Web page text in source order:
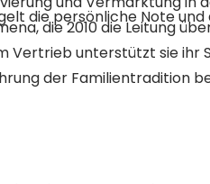
die persönliche Note und
die 2010 die Leitung
Vertrieb unterstützt sie ihr
der Familientradition